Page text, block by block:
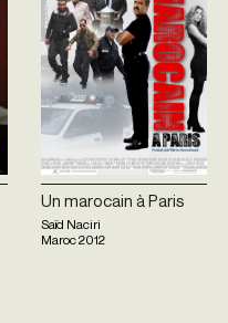
Un marocain à Paris
Saïd Naciri
Maroc2012